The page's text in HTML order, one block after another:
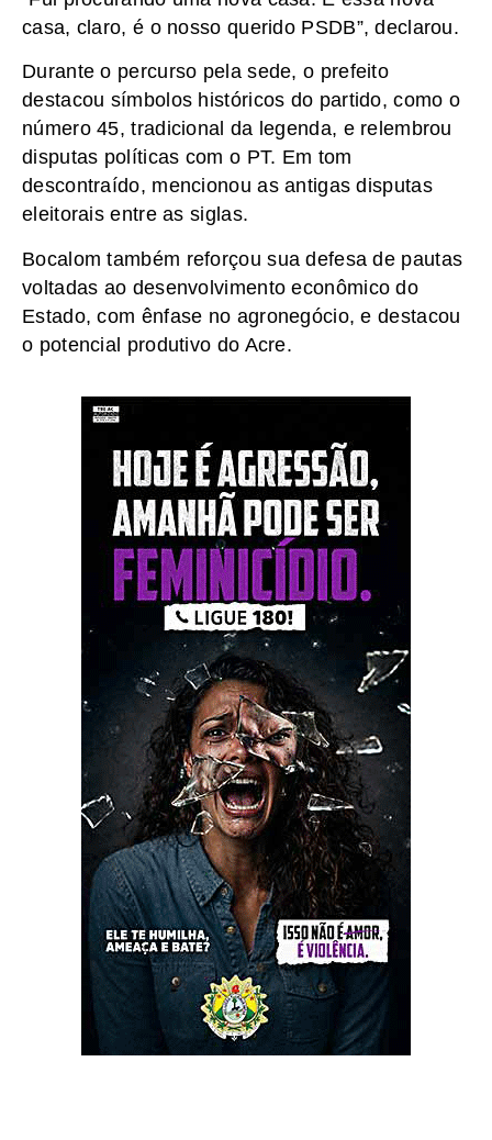
casa, claro, é o nosso querido PSDB”, declarou.
Durante o percurso pela sede, o prefeito
destacou símbolos históricos do partido, como o
número 45, tradicional da legenda, e relembrou
disputas políticas com o PT. Em tom
descontraído, mencionou as antigas disputas
eleitorais entre as siglas.
Bocalom também reforçou sua defesa de pautas
voltadas ao desenvolvimento econômico do
Estado, com ênfase no agronegócio, e destacou
o potencial produtivo do Acre.